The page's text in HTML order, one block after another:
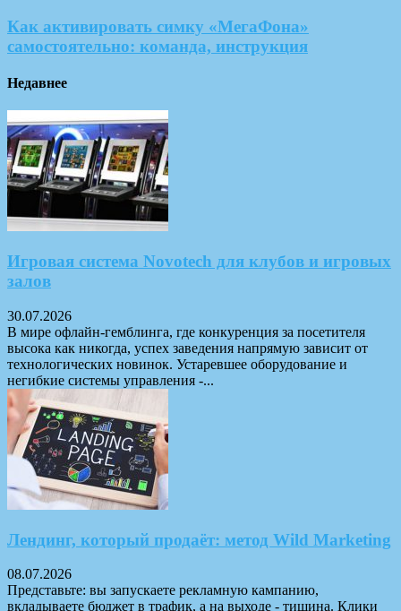
Как активировать симку «МегаФона»
самостоятельно: команда, инструкция
Недавнее
Игровая система Novotech для клубов и игровых
залов
30.07.2026
В мире офлайн-гемблинга, где конкуренция за посетителя
высока как никогда, успех заведения напрямую зависит от
технологических новинок. Устаревшее оборудование и
негибкие системы управления -...
Лендинг, который продаёт: метод Wild Marketing
08.07.2026
Представьте: вы запускаете рекламную кампанию,
вкладываете бюджет в трафик, а на выходе - тишина. Клики